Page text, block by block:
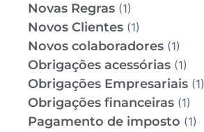
Novas Regras (1)
Novos Clientes (1)
Novos colaboradores (1)
Obrigações acessórias (1)
Obrigações Empresariais (1)
Obrigações financeiras (1)
Pagamento de imposto (1)